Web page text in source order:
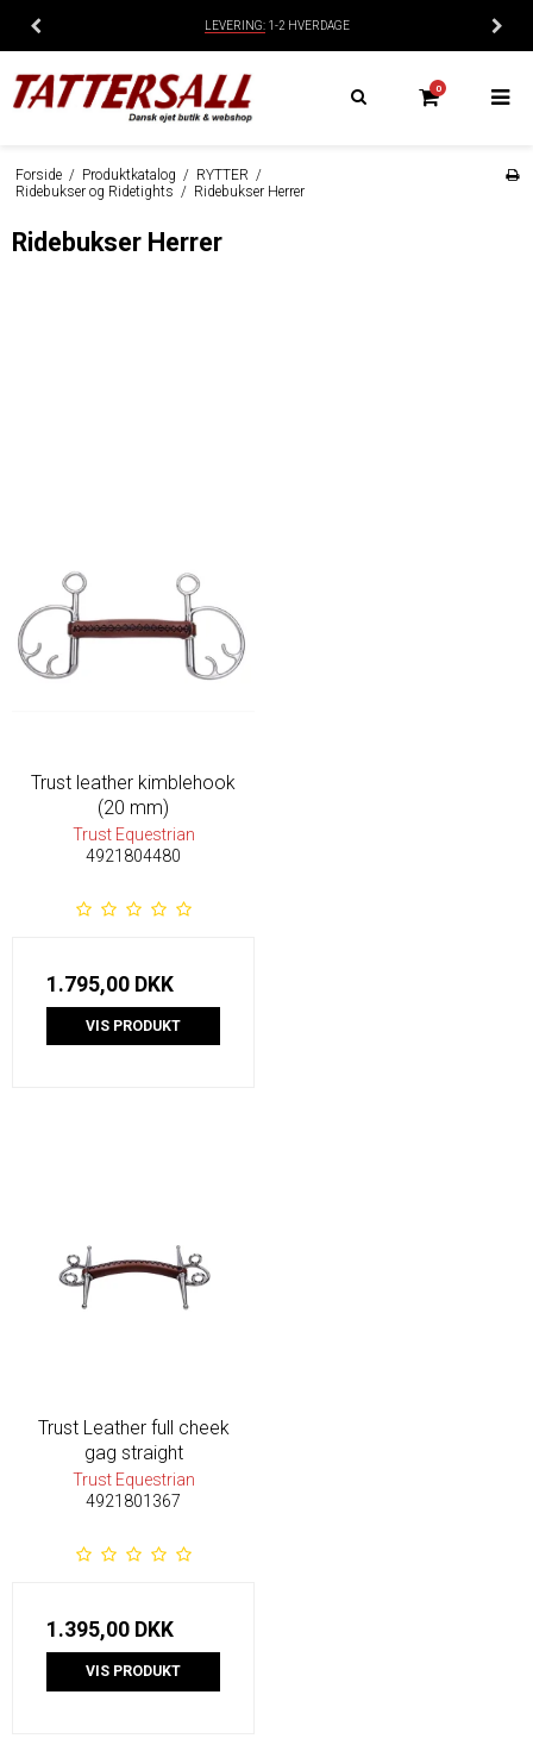
LEVERING: 1-2 HVERDAGE
0
Forside / Produktkatalog / RYTTER /
Ridebukser og Ridetights / Ridebukser Herrer
Ridebukser Herrer
Trust leather kimblehook
(20 mm)
Trust Equestrian
4921804480
1.795,00 DKK
VIS PRODUKT
Trust Leather full cheek
gag straight
Trust Equestrian
4921801367
1.395,00 DKK
VIS PRODUKT